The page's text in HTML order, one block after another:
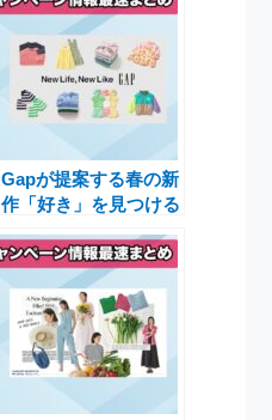
Gapが提案する春の新
作「好き」を見つける
Like』キャンペーンの